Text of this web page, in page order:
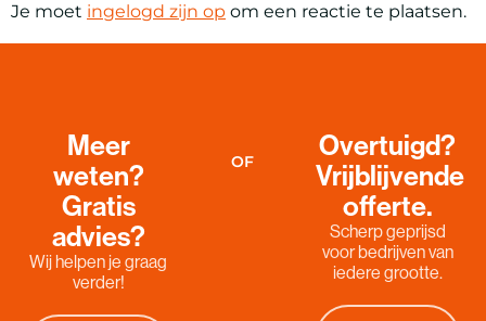
Je moet ingelogd zijn op om een reactie te plaatsen.
Meer
weten?
Gratis
advies?
Wij helpen je graag
verder!
OF
Overtuigd?
Vrijblijvende
offerte.
Scherp geprijsd
voor bedrijven van
iedere grootte.